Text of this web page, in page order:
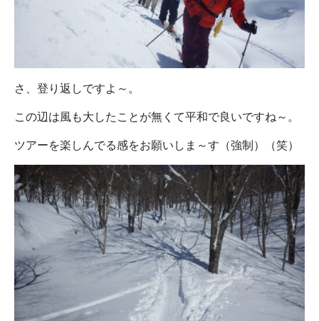
さ、登り返しですよ～。
この辺は風も大したことが無くて平和で良いですね～。
ツアーを楽しんでる感をお願いしま～す（強制）（笑）